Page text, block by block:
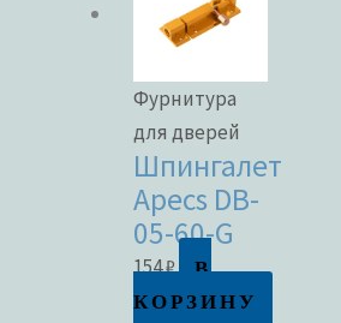
Фурнитура
для дверей
Шпингалет
Apecs DB-
05-60-G
154₽
В
КОРЗИНУ